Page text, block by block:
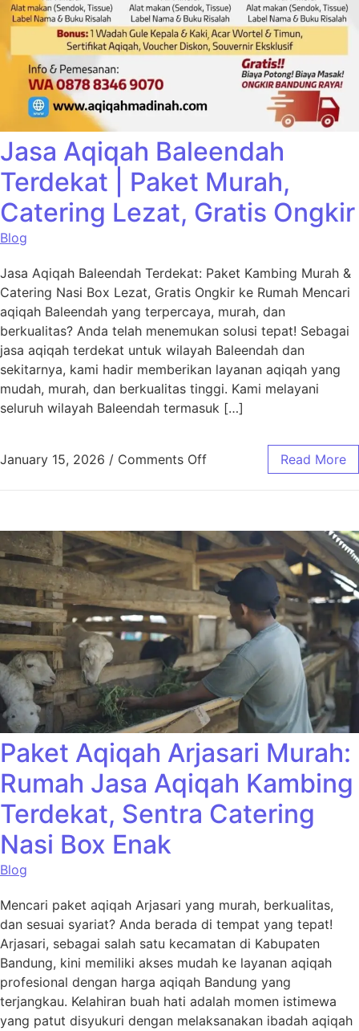
Jasa Aqiqah Baleendah
Terdekat | Paket Murah,
Catering Lezat, Gratis Ongkir
Blog
Jasa Aqiqah Baleendah Terdekat: Paket Kambing Murah &
Catering Nasi Box Lezat, Gratis Ongkir ke Rumah Mencari
aqiqah Baleendah yang terpercaya, murah, dan
berkualitas? Anda telah menemukan solusi tepat! Sebagai
jasa aqiqah terdekat untuk wilayah Baleendah dan
sekitarnya, kami hadir memberikan layanan aqiqah yang
mudah, murah, dan berkualitas tinggi. Kami melayani
seluruh wilayah Baleendah termasuk […]
January 15, 2026 / Comments Off Read More
Paket Aqiqah Arjasari Murah:
Rumah Jasa Aqiqah Kambing
Terdekat, Sentra Catering
Nasi Box Enak
Blog
Mencari paket aqiqah Arjasari yang murah, berkualitas,
dan sesuai syariat? Anda berada di tempat yang tepat!
Arjasari, sebagai salah satu kecamatan di Kabupaten
Bandung, kini memiliki akses mudah ke layanan aqiqah
profesional dengan harga aqiqah Bandung yang
terjangkau. Kelahiran buah hati adalah momen istimewa
yang patut disyukuri dengan melaksanakan ibadah aqiqah